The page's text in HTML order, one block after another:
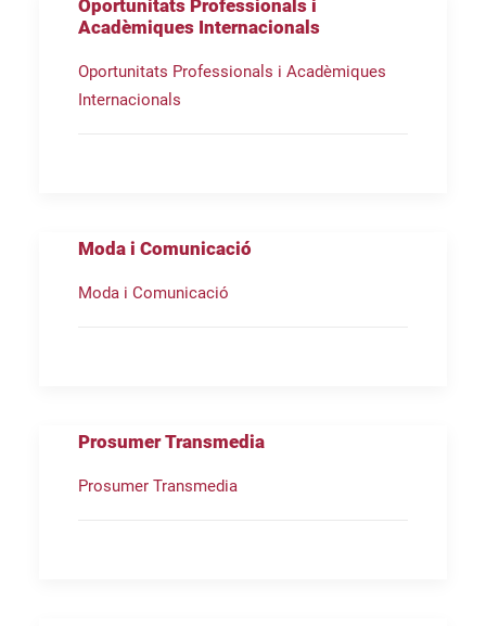
Oportunitats Professionals i
Acadèmiques Internacionals
Oportunitats Professionals i Acadèmiques
Internacionals
Moda i Comunicació
Moda i Comunicació
Prosumer Transmedia
Prosumer Transmedia